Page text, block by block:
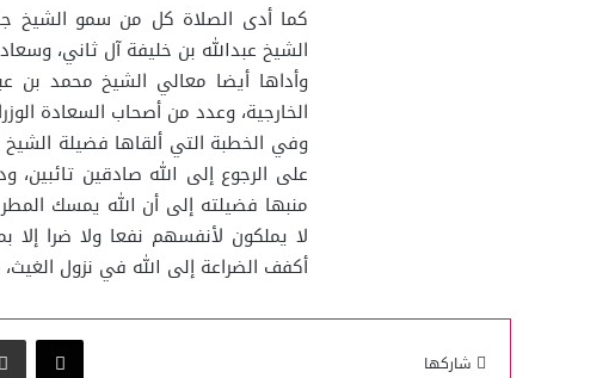
كما أدى الصلاة كل من سمو الشيخ
الشيخ عبدالله بن خليفة آل ثاني،
وأداها أيضا معالي الشيخ محمد بن
الخارجية، وعدد من أصحاب السعادة
وفي الخطبة التي ألقاها فضيلة
على الرجوع إلى الله صادقين
منبها فضيلته إلى أن الله يمسك
لا يملكون لأنفسهم نفعا ولا ضرا إلا
أكفف الضراعة إلى الله في نزول الغيث،
شاركها
‫X